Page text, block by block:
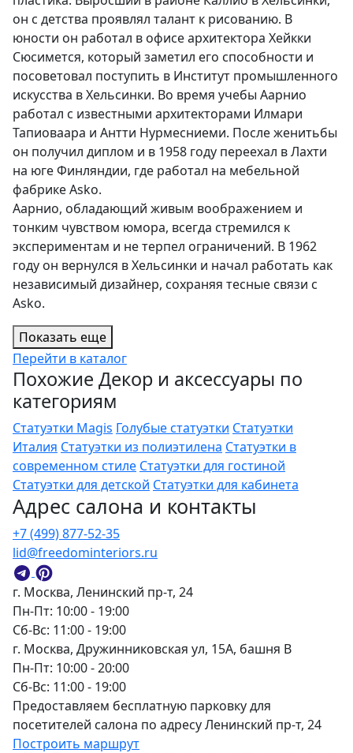
он с детства проявлял талант к рисованию. В
юности он работал в офисе архитектора Хейкки
Сюсимется, который заметил его способности и
посоветовал поступить в Институт промышленного
искусства в Хельсинки. Во время учебы Аарнио
работал с известными архитекторами Илмари
Тапиоваара и Антти Нурмесниеми. После женитьбы
он получил диплом и в 1958 году переехал в Лахти
на юге Финляндии, где работал на мебельной
фабрике Asko.
Аарнио, обладающий живым воображением и
тонким чувством юмора, всегда стремился к
экспериментам и не терпел ограничений. В 1962
году он вернулся в Хельсинки и начал работать как
независимый дизайнер, сохраняя тесные связи с
Asko.
Показать еще
Перейти в каталог
Похожие Декор и аксессуары по
категориям
Статуэтки Magis Голубые статуэтки Статуэтки
Италия Статуэтки из полиэтилена Статуэтки в
современном стиле Статуэтки для гостиной
Статуэтки для детской Статуэтки для кабинета
Адрес салона и контакты
г. Москва, Ленинский пр-т, 24
Пн-Пт: 10:00 - 19:00
Сб-Вс: 11:00 - 19:00
г. Москва, Дружинниковская ул, 15А, башня В
Пн-Пт: 10:00 - 20:00
Сб-Вс: 11:00 - 19:00
Предоставляем бесплатную парковку для
посетителей салона по адресу Ленинский пр-т, 24
Построить маршрут
+7 (499) 877-52-35
lid@freedominteriors.ru